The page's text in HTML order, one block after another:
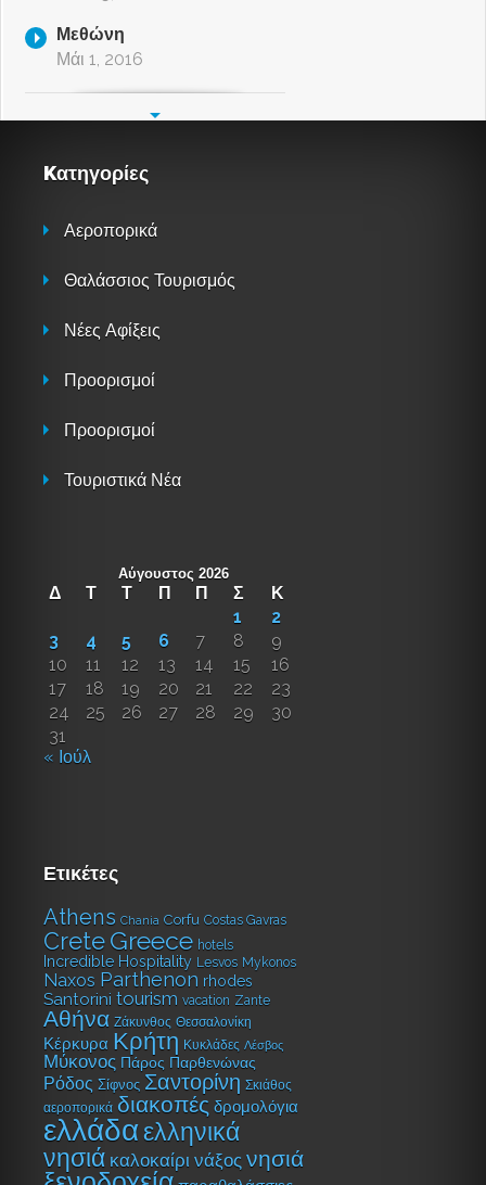
Μεθώνη
Μάι 1, 2016
Kατηγορίες
Αεροπορικά
Θαλάσσιος Τουρισμός
Νέες Αφίξεις
Προορισμοί
Προορισμοί
Τουριστικά Νέα
Αύγουστος 2026
Δ Τ Τ Π Π Σ
Κ
1
2
3
4 5 6 7 8
9
10
11 12 13 14 15
16
17
18 19 20 21 22
23
24
25 26 27 28 29
30
31
« Ιούλ
Ετικέτες
Athens Chania Corfu Costas Gavras
Crete Greece hotels
Incredible Hospitality Lesvos Mykonos
Naxos Parthenon rhodes
Santorini tourism vacation Zante
Αθήνα Ζάκυνθος Θεσσαλονίκη
Κέρκυρα Κρήτη Κυκλάδες Λέσβος
Μύκονος Πάρος Παρθενώνας
Ρόδος Σίφνος Σαντορίνη Σκιάθος
αεροπορικά διακοπές δρομολόγια
ελλάδαελληνικά
νησιά καλοκαίρι νάξος νησιά